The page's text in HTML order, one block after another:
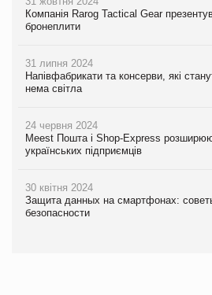
Компанія Rarog Tactical Gear
бронеплити
31 липня 2024
Напівфабрикати та консерви, які
нема світла
24 червня 2024
Meest Пошта і Shop-Express
українських підприємців
30 квітня 2024
Защита данных на смартфонах:
безопасности